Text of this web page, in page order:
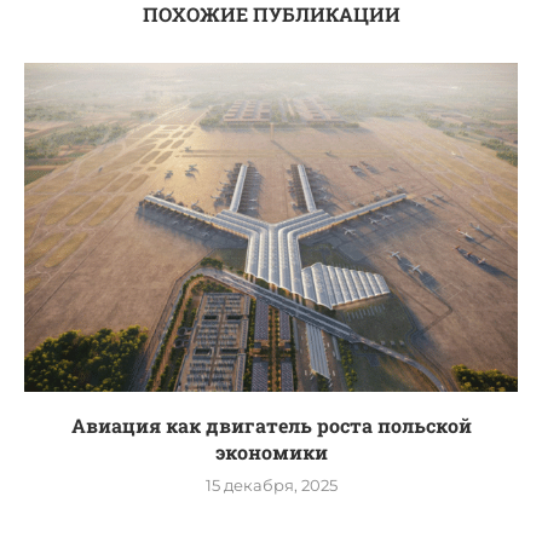
ПОХОЖИЕ ПУБЛИКАЦИИ
Авиация как двигатель роста польской
экономики
15 декабря, 2025